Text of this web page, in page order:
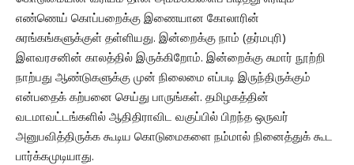
எண்ணெய் கொப்பறைக்கு இணையான கோலாரின்
சுரங்கங்களுக்குள் தள்ளியது. இன்றைக்கு நாம் (தர்மபுரி)
இளவரசனின் காலத்தில் இருக்கிறோம். இன்றைக்கு சுமார் நூற்றி
நாற்பது ஆண்டுகளுக்கு முன் நிலைமை எப்படி இருந்திருக்கும்
என்பதைக் கற்பனை செய்து பாருங்கள். தமிழகத்தின்
வடமாவட்டங்களில் ஆதிதிராவிட வகுப்பில் பிறந்த ஒருவர்
அனுபவித்திருக்க கூடிய கொடுமைகளை நம்மால் நினைத்துக் கூட
பார்க்கமுடியாது.